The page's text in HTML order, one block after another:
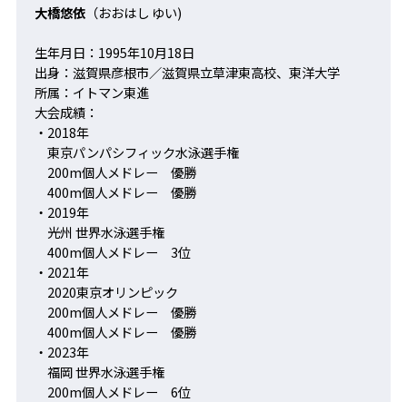
大橋悠依（おおはし ゆい)
生年月日：1995年10月18日
出身：滋賀県彦根市／滋賀県立草津東高校、東洋大学
所属：イトマン東進
大会成績：
・2018年
東京パンパシフィック水泳選手権
200m個人メドレー 優勝
400m個人メドレー 優勝
・2019年
光州 世界水泳選手権
400m個人メドレー 3位
・2021年
2020東京オリンピック
200m個人メドレー 優勝
400m個人メドレー 優勝
・2023年
福岡 世界水泳選手権
200m個人メドレー 6位